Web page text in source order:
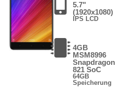
5.7"
(1920x1080)
IPS LCD
4GB
MSM8996
Snapdragon
821 SoC
64GB
Speicherung